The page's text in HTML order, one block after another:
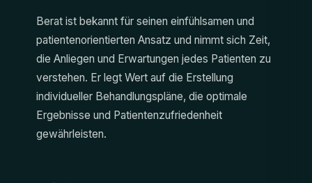
Berat ist bekannt für seinen einfühlsamen und
patientenorientierten Ansatz und nimmt sich Zeit,
die Anliegen und Erwartungen jedes Patienten zu
verstehen. Er legt Wert auf die Erstellung
individueller Behandlungspläne, die optimale
Ergebnisse und Patientenzufriedenheit
gewährleisten.